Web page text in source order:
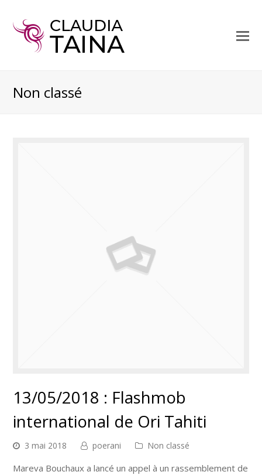
Non classé
13/05/2018 : Flashmob
international de Ori Tahiti
3 mai 2018 poerani Non classé
Mareva Bouchaux a lancé un appel à un rassemblement de